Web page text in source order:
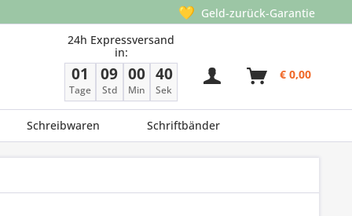
💛 Geld-zurück-Garantie
24h Expressversand
in:
01
Tage
09
Std
00
Min
40
Sek
€ 0,00
Schreibwaren Schriftbänder